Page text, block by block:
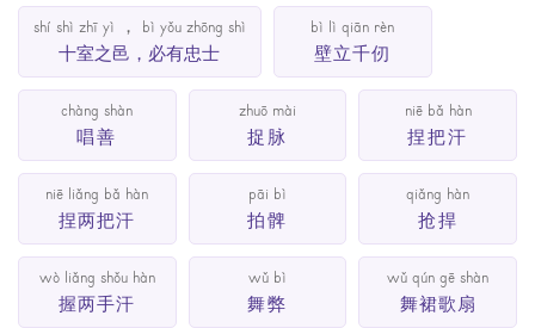
shí shì zhī yì ， bì yǒu zhōng shì
十室之邑，必有忠士
bì lì qiān rèn
壁立千仞
chàng shàn
唱善
zhuō mài
捉脉
niē bǎ hàn
捏把汗
niē liǎng bǎ hàn
捏两把汗
pāi bì
拍髀
qiǎng hàn
抢捍
wò liǎng shǒu hàn
握两手汗
wǔ bì
舞弊
wǔ qún gē shàn
舞裙歌扇